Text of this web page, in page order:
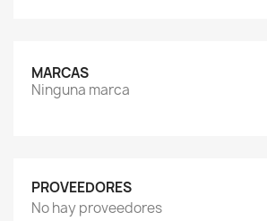
MARCAS
Ninguna marca
PROVEEDORES
No hay proveedores